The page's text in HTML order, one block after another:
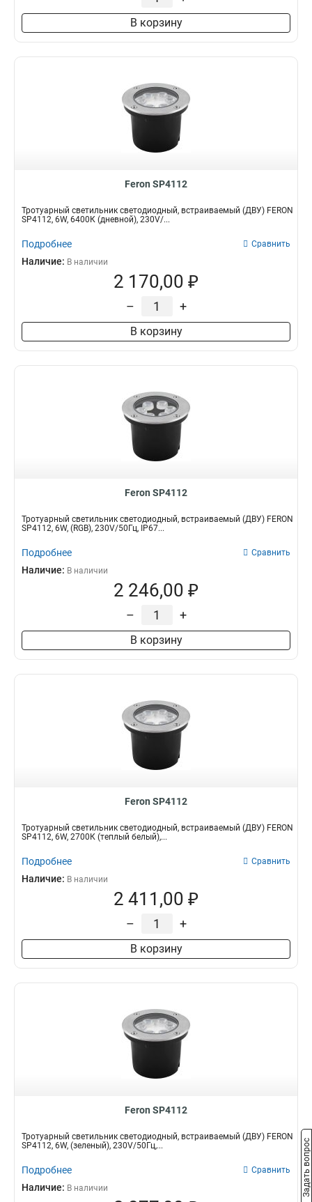
В корзину
Feron SP4112
Тротуарный светильник светодиодный, встраиваемый (ДВУ) FERON
SP4112, 6W, 6400К (дневной), 230V/...
Подробнее Сравнить
Наличие: В наличии
2 170,00 ₽
– +
В корзину
Feron SP4112
Тротуарный светильник светодиодный, встраиваемый (ДВУ) FERON
SP4112, 6W, (RGB), 230V/50Гц, IP67...
Подробнее Сравнить
Наличие: В наличии
2 246,00 ₽
– +
В корзину
Feron SP4112
Тротуарный светильник светодиодный, встраиваемый (ДВУ) FERON
SP4112, 6W, 2700К (теплый белый),...
Подробнее Сравнить
Наличие: В наличии
2 411,00 ₽
– +
В корзину
Feron SP4112
Тротуарный светильник светодиодный, встраиваемый (ДВУ) FERON
SP4112, 6W, (зеленый), 230V/50Гц,...
Подробнее Сравнить
Наличие: В наличии Задать вопрос